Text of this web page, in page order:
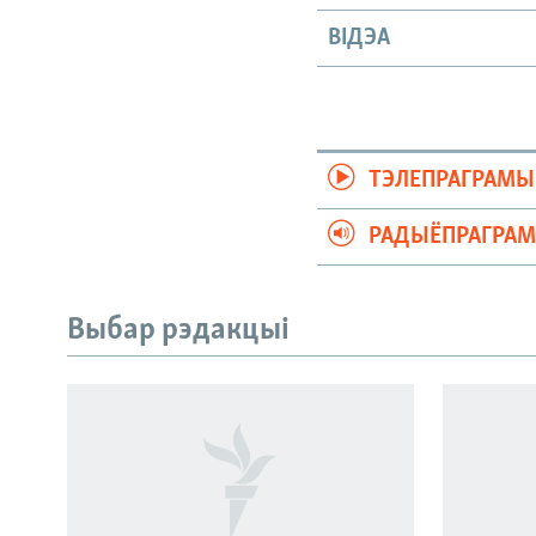
ВІДЭА
ТЭЛЕПРАГРАМЫ
Выбар рэдакцыі